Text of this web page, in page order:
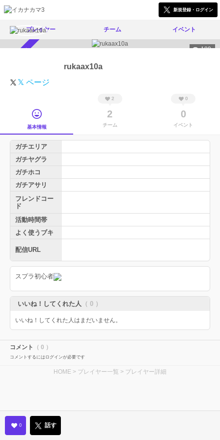
新規登録・ログイン
プレイヤー チーム イベント
189
rukaax10a
𝕏 ページ
基本情報
2
2
チーム
0
0
イベント
ガチエリア
ガチヤグラ
ガチホコ
ガチアサリ
フレンドコー
ド
活動時間帯
よく使うブキ
配信URL
スプラ初心者
いいね！してくれた人 （ 0 ）
いいね！してくれた人はまだいません。
コメント （ 0 ）
コメントするにはログインが必要です
HOME > プレイヤー一覧 > プレイヤー詳細
0 話す